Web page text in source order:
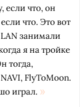
если что, он
что. Это вот
занимали
я на тройке
тогда,
FlyToMoon.
играл.